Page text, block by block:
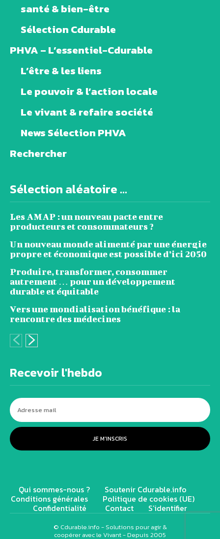
santé & bien-être
Sélection Cdurable
PHVA – L’essentiel-Cdurable
L’être & les liens
Le pouvoir & l’action locale
Le vivant & refaire société
News Sélection PHVA
Rechercher
Sélection aléatoire ...
Les AMAP : un nouveau pacte entre
producteurs et consommateurs ?
Un nouveau monde alimenté par une énergie
propre et économique est possible d’ici 2050
Produire, transformer, consommer
autrement … pour un développement
durable et équitable
Vers une mondialisation bénéfique : la
rencontre des médecines
Recevoir l'hebdo
JE M'INSCRIS
Qui sommes-nous ? Soutenir Cdurable.info
Conditions générales Politique de cookies (UE)
Confidentialité Contact S’identifier
© Cdurable.info - Solutions pour agir &
coopérer avec le Vivant - Depuis 2005